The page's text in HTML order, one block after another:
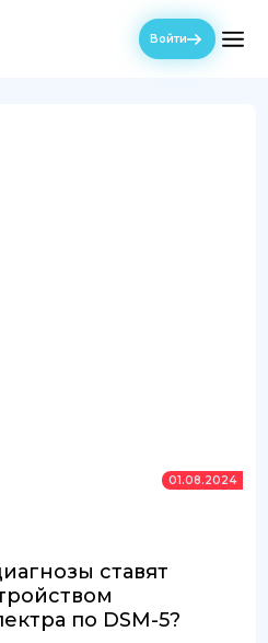
Войти
01.08.2024
ставят
по DSM-5?